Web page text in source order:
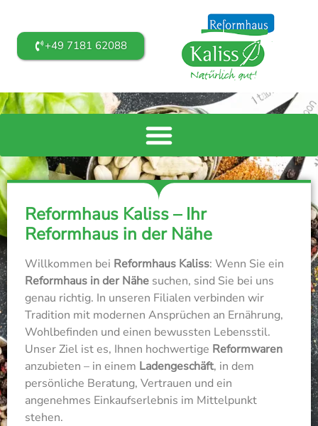
+49 7181 62088
Reformhaus Kaliss – Ihr
Reformhaus in der Nähe
Willkommen bei Reformhaus Kaliss: Wenn Sie ein
Reformhaus in der Nähe suchen, sind Sie bei uns
genau richtig. In unseren Filialen verbinden wir
Tradition mit modernen Ansprüchen an Ernährung,
Wohlbefinden und einen bewussten Lebensstil.
Unser Ziel ist es, Ihnen hochwertige Reformwaren
anzubieten – in einem Ladengeschäft, in dem
persönliche Beratung, Vertrauen und ein
angenehmes Einkaufserlebnis im Mittelpunkt
stehen.